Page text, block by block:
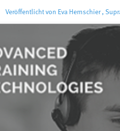
Veröffentlicht von Eva Hernschier,